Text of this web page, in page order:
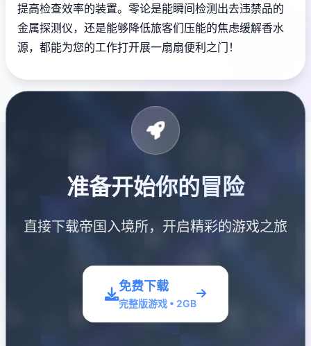
提高检查效率的装置。零论是能瞬间检测出去违禁品的
金属探测仪，还是能够降低旅客们压能的焦虑缓解香水
源，都能为您的工作打开展一扇扇便利之门！
准备开始你的冒险
直接下载帝国入境所，开启精彩的游戏之旅
免费下载
完整版游戏 • 2GB